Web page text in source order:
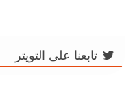
تابعنا على التويتر